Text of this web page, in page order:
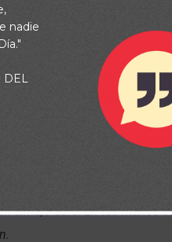
hubiera perecido.
me has vivificado. (Salmos
por Tu palabra y sujeto a
Que no olvide que en
alma, Padre. En tus manos
nadie
DEL